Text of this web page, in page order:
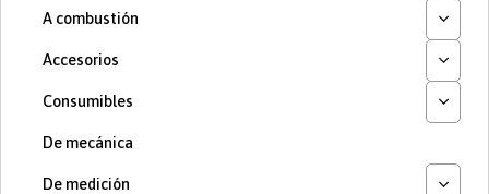
A combustión
Accesorios
Consumibles
De mecánica
De medición